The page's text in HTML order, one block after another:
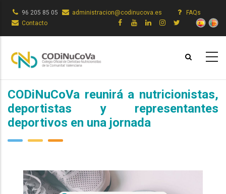
96 205 85 05 administracion@codinucova.es
FAQs
Contacto
CODiNuCoVa reunirá a nutricionistas,
deportistas y representantes
deportivos en una jornada